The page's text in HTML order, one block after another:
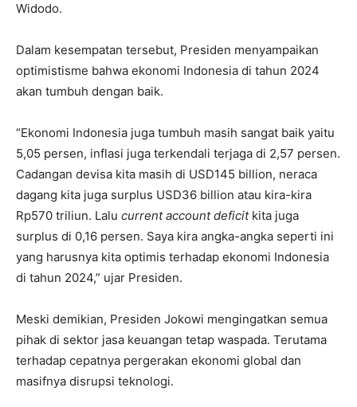
Widodo.
Dalam kesempatan tersebut, Presiden menyampaikan
optimistisme bahwa ekonomi Indonesia di tahun 2024
akan tumbuh dengan baik.
“Ekonomi Indonesia juga tumbuh masih sangat baik yaitu
5,05 persen, inflasi juga terkendali terjaga di 2,57 persen.
Cadangan devisa kita masih di USD145 billion, neraca
dagang kita juga surplus USD36 billion atau kira-kira
Rp570 triliun. Lalu current account deficitkita juga
surplus di 0,16 persen. Saya kira angka-angka seperti ini
yang harusnya kita optimis terhadap ekonomi Indonesia
di tahun 2024,” ujar Presiden.
Meski demikian, Presiden Jokowi mengingatkan semua
pihak di sektor jasa keuangan tetap waspada. Terutama
terhadap cepatnya pergerakan ekonomi global dan
masifnya disrupsi teknologi.